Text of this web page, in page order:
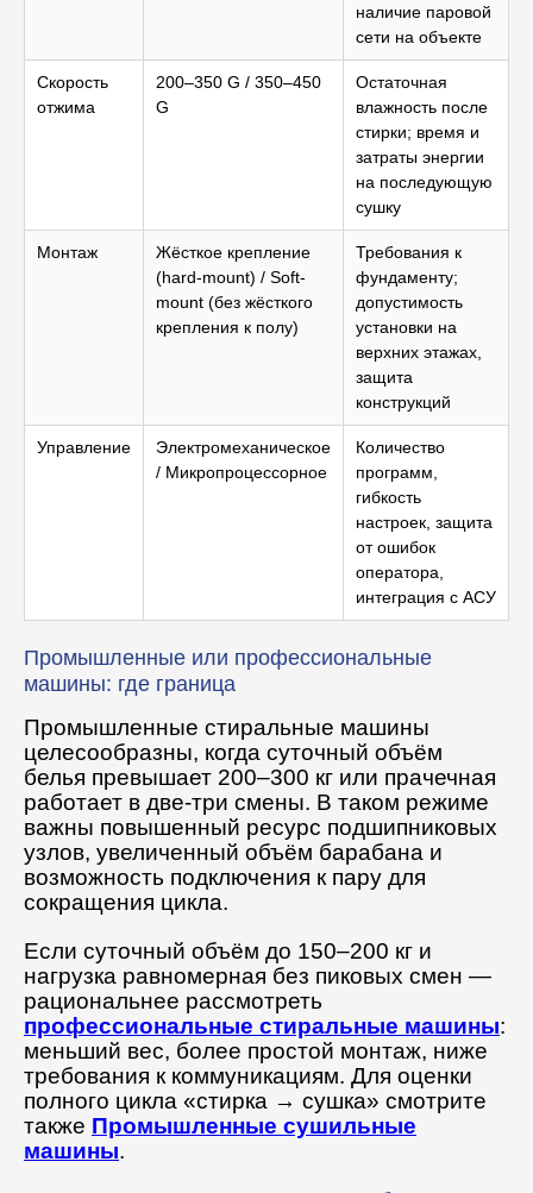
наличие паровой
сети на объекте
Скорость
отжима
200–350 G / 350–450
G
Остаточная
влажность после
стирки; время и
затраты энергии
на последующую
сушку
Монтаж
Жёсткое крепление
(hard-mount) / Soft-
mount (без жёсткого
крепления к полу)
Требования к
фундаменту;
допустимость
установки на
верхних этажах,
защита
конструкций
Управление
Электромеханическое
/ Микропроцессорное
Количество
программ,
гибкость
настроек, защита
от ошибок
оператора,
интеграция с АСУ
Промышленные или профессиональные
машины: где граница
Промышленные стиральные машины
целесообразны, когда суточный объём
белья превышает 200–300 кг или прачечная
работает в две-три смены. В таком режиме
важны повышенный ресурс подшипниковых
узлов, увеличенный объём барабана и
возможность подключения к пару для
сокращения цикла.
Если суточный объём до 150–200 кг и
нагрузка равномерная без пиковых смен —
рациональнее рассмотреть
профессиональные стиральные машины:
меньший вес, более простой монтаж, ниже
требования к коммуникациям. Для оценки
полного цикла «стирка → сушка» смотрите
также Промышленные сушильные
машины.